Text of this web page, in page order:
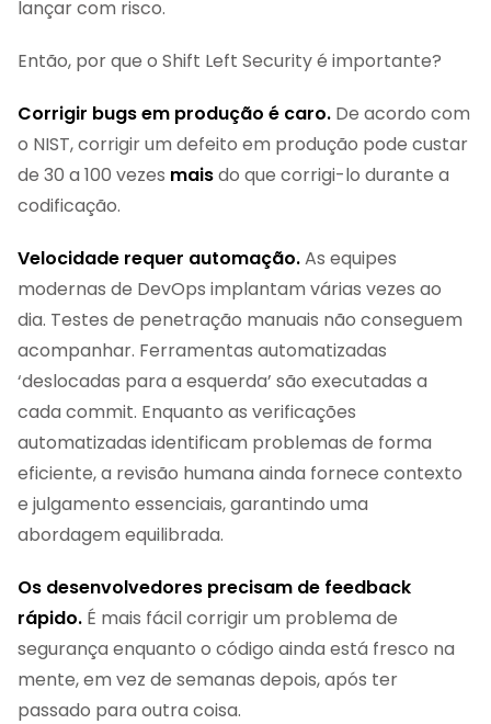
lançar com risco.
Então, por que o Shift Left Security é importante?
Corrigir bugs em produção é caro. De acordo com
o NIST, corrigir um defeito em produção pode custar
de 30 a 100 vezes maisdo que corrigi-lo durante a
codificação.
Velocidade requer automação.As equipes
modernas de DevOps implantam várias vezes ao
dia. Testes de penetração manuais não conseguem
acompanhar. Ferramentas automatizadas
‘deslocadas para a esquerda’ são executadas a
cada commit. Enquanto as verificações
automatizadas identificam problemas de forma
eficiente, a revisão humana ainda fornece contexto
e julgamento essenciais, garantindo uma
abordagem equilibrada.
Os desenvolvedores precisam de feedback
rápido. É mais fácil corrigir um problema de
segurança enquanto o código ainda está fresco na
mente, em vez de semanas depois, após ter
passado para outra coisa.